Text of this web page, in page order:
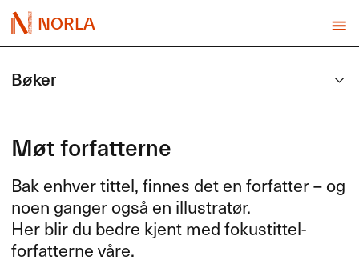
NORLA
Bøker
Møt forfatterne
Bak enhver tittel, finnes det en forfatter – og
noen ganger også en illustratør.
Her blir du bedre kjent med fokustittel-
forfatterne våre.